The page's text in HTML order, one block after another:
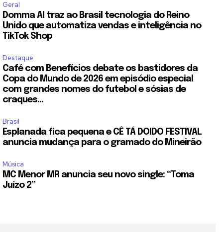
Geral
Domma AI traz ao Brasil tecnologia do Reino
Unido que automatiza vendas e inteligência no
TikTok Shop
Destaque
Café com Benefícios debate os bastidores da
Copa do Mundo de 2026 em episódio especial
com grandes nomes do futebol e sósias de
craques...
Brasil
Esplanada fica pequena e CÊ TÁ DOIDO FESTIVAL
anuncia mudança para o gramado do Mineirão
Música
MC Menor MR anuncia seu novo single: “Toma
Juízo 2”